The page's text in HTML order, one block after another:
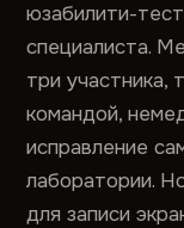
юзабилити-
специалиста.
три участника,
командой,
исправление
лаборатории.
для записи